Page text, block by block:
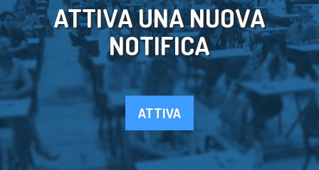
ATTIVA UNA NUOVA
NOTIFICA
ATTIVA